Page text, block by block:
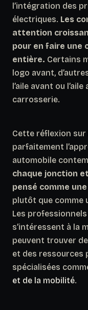
l’intégration des
électriques. Les
attention
pour en faire une
entière. Certains
logo avant,
l’aile avant ou
carrosserie.
Cette réflexion
parfaitement
automobile
chaque jonction
pensé comme
plutôt que comme
Les
s’intéressent à la
peuvent trouver
et des ressources
spécialisées
et de la mobilité.